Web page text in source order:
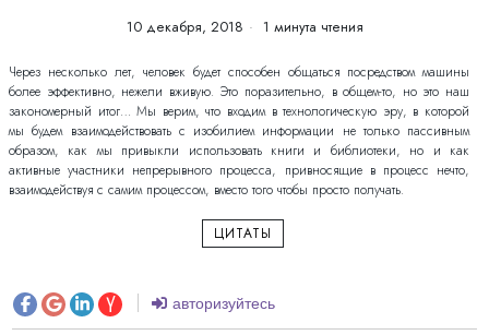
10 декабря, 2018 1 минута чтения
Через несколько лет, человек будет способен общаться посредством машины
более эффективно, нежели вживую. Это поразительно, в общем-то, но это наш
закономерный итог… Мы верим, что входим в технологическую эру, в которой
мы будем взаимодействовать с изобилием информации не только пассивным
образом, как мы привыкли использовать книги и библиотеки, но и как
активные участники непрерывного процесса, привносящие в процесс нечто,
взаимодействуя с самим процессом, вместо того чтобы просто получать.
ЦИТАТЫ
авторизуйтесь